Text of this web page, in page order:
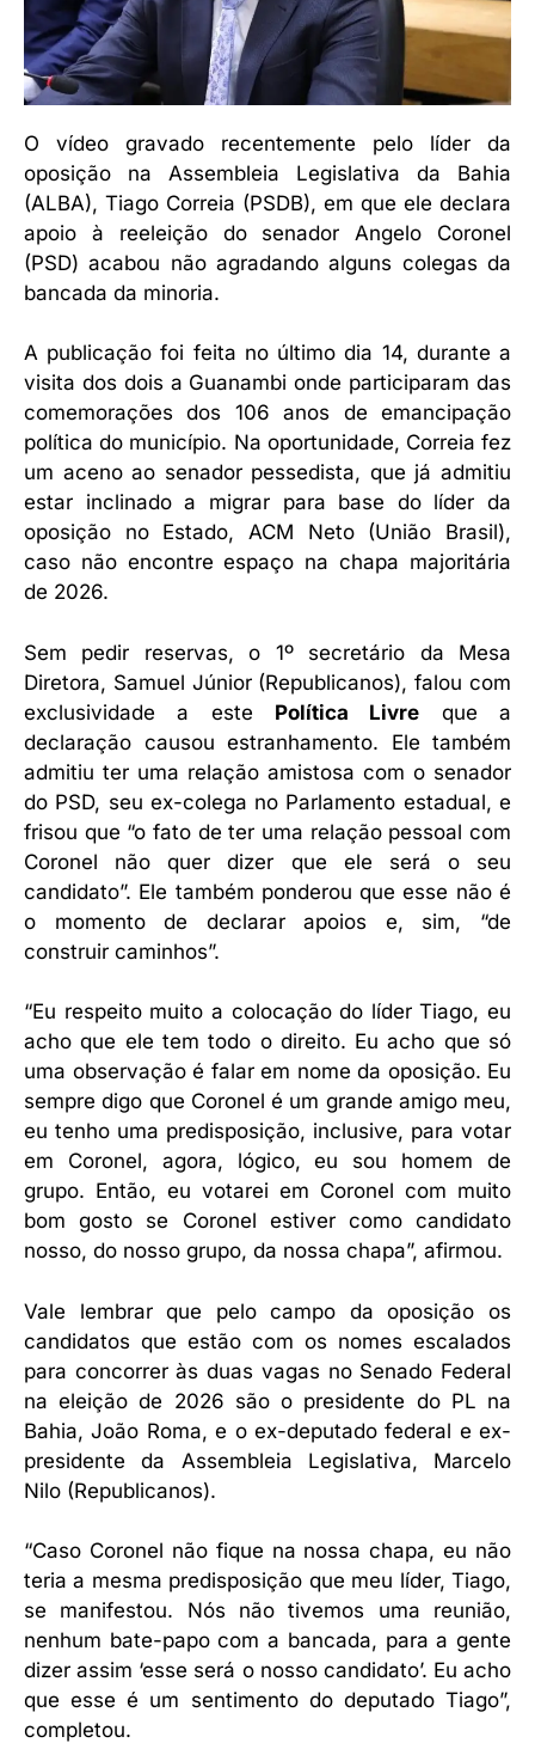
O vídeo gravado recentemente pelo líder da
oposição na Assembleia Legislativa da Bahia
(ALBA), Tiago Correia (PSDB), em que ele declara
apoio à reeleição do senador Angelo Coronel
(PSD) acabou não agradando alguns colegas da
bancada da minoria.
A publicação foi feita no último dia 14, durante a
visita dos dois a Guanambi onde participaram das
comemorações dos 106 anos de emancipação
política do município. Na oportunidade, Correia fez
um aceno ao senador pessedista, que já admitiu
estar inclinado a migrar para base do líder da
oposição no Estado, ACM Neto (União Brasil),
caso não encontre espaço na chapa majoritária
de 2026.
Sem pedir reservas, o 1º secretário da Mesa
Diretora, Samuel Júnior (Republicanos), falou com
exclusividade a este Política Livre que a
declaração causou estranhamento. Ele também
admitiu ter uma relação amistosa com o senador
do PSD, seu ex-colega no Parlamento estadual, e
frisou que “o fato de ter uma relação pessoal com
Coronel não quer dizer que ele será o seu
candidato”. Ele também ponderou que esse não é
o momento de declarar apoios e, sim, “de
construir caminhos”.
“Eu respeito muito a colocação do líder Tiago, eu
acho que ele tem todo o direito. Eu acho que só
uma observação é falar em nome da oposição. Eu
sempre digo que Coronel é um grande amigo meu,
eu tenho uma predisposição, inclusive, para votar
em Coronel, agora, lógico, eu sou homem de
grupo. Então, eu votarei em Coronel com muito
bom gosto se Coronel estiver como candidato
nosso, do nosso grupo, da nossa chapa”, afirmou.
Vale lembrar que pelo campo da oposição os
candidatos que estão com os nomes escalados
para concorrer às duas vagas no Senado Federal
na eleição de 2026 são o presidente do PL na
Bahia, João Roma, e o ex-deputado federal e ex-
presidente da Assembleia Legislativa, Marcelo
Nilo (Republicanos).
“Caso Coronel não fique na nossa chapa, eu não
teria a mesma predisposição que meu líder, Tiago,
se manifestou. Nós não tivemos uma reunião,
nenhum bate-papo com a bancada, para a gente
dizer assim ‘esse será o nosso candidato’. Eu acho
que esse é um sentimento do deputado Tiago”,
completou.